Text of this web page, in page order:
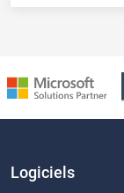
Logiciels